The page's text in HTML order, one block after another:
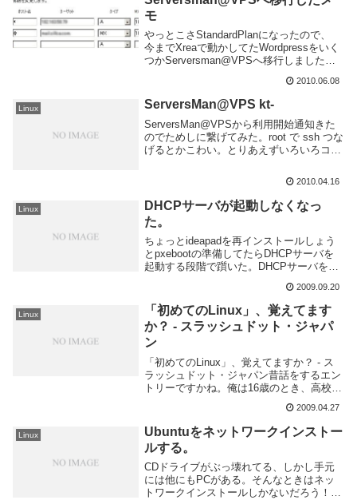
モ
やっとこさStandardPlanになったので、
今までXreaで動かしてたWordpressをいく
つかServersman@VPSへ移行しました。
のメモ。VPSの設定ApacheとPHPと
MySQLが...
2010.06.08
Linux ServersMan@VPS kt-
ServersMan@VPSから利用開始通知きた
のでためしに繋げてみた。root で ssh つな
げるとかこわい。とりあえずいろいろコマ
値とほぼ同じなのかな。IPv4とIPv6両方の
2010.04.16
Linux
DHCPサーバが起動しなくなっ
た。
ちょっとideapadを再インストールしょう
とpxebootの準備してたらDHCPサーバを
起動する段階で躓いた。DHCPサーバを起
動しないのだ。どうやら dhcp.conf の設定
がおかしいらしい...
2009.09.20
Linux
「初めてのLinux」、覚えてます
か？ - スラッシュドット・ジャパ
ン
「初めてのLinux」、覚えてますか？ - ス
ラッシュドット・ジャパン昔話をするエン
トリーですかね。俺は16歳のとき、高校の
しゃべってたんだけど、自作PC作るって
話してたときに情報の先生から手渡された
...
2009.04.27
Linux
Ubuntuをネットワークインストー
ルする。
CDドライブがぶっ壊れてる、しかし手元
には他にもPCがある。そんなときはネッ
トワークインストールしかないだろう！と